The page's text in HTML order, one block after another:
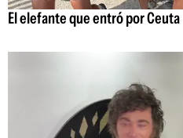
El elefante que entró por Ceuta